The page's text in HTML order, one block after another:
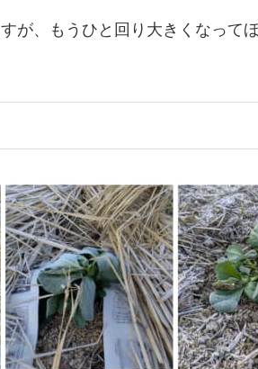
が、もうひと回り大きくなって